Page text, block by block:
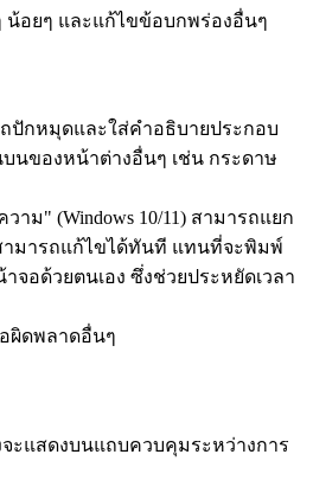
น้อยๆ และแก้ไขข้อบกพร่องอื่นๆ
ถปักหมุดและใส่คำอธิบายประกอบ
นของหน้าต่างอื่นๆ เช่น กระดาษ
าม" (Windows 10/11) สามารถแยก
มารถแก้ไขได้ทันที แทนที่จะพิมพ์
จอด้วยตนเอง ซึ่งช่วยประหยัดเวลา
ผิดพลาดอื่นๆ
จะแสดงบนแถบควบคุมระหว่างการ